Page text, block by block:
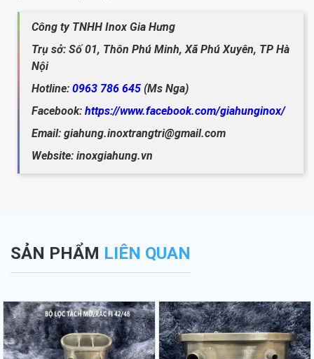
Công ty TNHH Inox Gia Hưng
Trụ sở: Số 01, Thôn Phú Minh, Xã Phú Xuyên, TP Hà
Nội
Hotline: 0963 786 645 (Ms Nga)
Facebook: https://www.facebook.com/giahunginox/
Email: giahung.inoxtrangtri@gmail.com
Website: inoxgiahung.vn
SẢN PHẨM LIÊN QUAN